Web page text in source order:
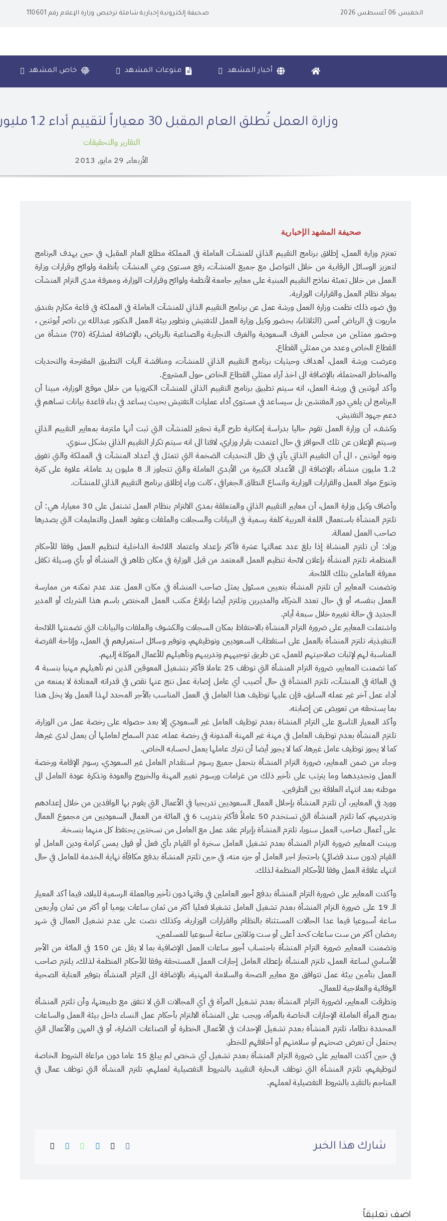
الخميس 06 أغسطس 2026 صحيفة إلكترونية إخبارية شاملة ترخيص وزارة الإعلام رقم 110601
أخبار المشهد منوعات المشهد خاص المشهد
وزارة العمل تُطلق العام المقبل 30 معياراً لتقييم أداء 1.2 مليون منشأة في المملكة
التقارير والتحقيقات
الأربعاء, 29 مايو, 2013
صحيفة المشهد الإخبارية
تعتزم وزارة العمل، إطلاق برنامج التقييم الذاتي للمنشآت العاملة في المملكة مطلع العام المقبل، في حين يهدف البرنامج
لتعزيز الوسائل الرقابية من خلال التواصل مع جميع المنشآت، رفع مستوى وعي المنشآت بأنظمة ولوائح وقرارات وزارة
العمل من خلال تعبئة نماذج التقييم المبنية على معايير جامعة لأنظمة ولوائح وقرارات الوزارة، ومعرفة مدى التزام المنشآت
بمواد نظام العمل والقرارات الوزارية.
وفي ضوء ذلك نظمت وزارة العمل ورشة عمل عن برنامج التقييم الذاتي للمنشآت العاملة في المملكة في قاعة مكارم بفندق
ماريوت في الرياض أمس (الثلاثاء)، بحضور وكيل وزارة العمل للتفتيش وتطوير بيئة العمل الدكتور عبدالله بن ناصر أبوثنين ،
وحضور ممثلين من مجلس الغرف السعودية والغرف التجارية والصناعية بالرياض، بالإضافة لمشاركة (70) منشأة من
القطاع الخاص وعدد من ممثلي القطاع.
وعرضت ورشة العمل، أهداف وحيثيات برنامج التقييم الذاتي للمنشآت، ومناقشة آليات التطبيق المقترحة والتحديات
والمخاطر المحتملة، بالإضافة الى اخذ آراء ممثلي القطاع الخاص حول المشروع.
وأكد أبوثنين في ورشة العمل، انه سيتم تطبيق برنامج التقييم الذاتي للمنشآت الكترونيا من خلال موقع الوزارة، مبينا أن
البرنامج لن يلغي دور المفتشين بل سيساعد في مستوى أداء عمليات التفتيش بحيث يساعد في بناء قاعدة بيانات تساهم في
دعم جهود التفتيش.
وكشف، أن وزارة العمل تقوم حاليا بدراسة إمكانية طرح آلية تحفيز للمنشآت التي ثبت أنها ملتزمة بمعايير التقييم الذاتي
وسيتم الإعلان عن تلك الحوافز في حال اعتمدت بقرار وزاري، لافتا الى انه سيتم تكرار التقييم الذاتي بشكل سنوي.
ونوه أبوثنين ، الى أن التقييم الذاتي يأتي في ظل التحديات الضخمة التي تتمثل في أعداد المنشآت في المملكة والتي تفوق
1.2 مليون منشأة، بالإضافة الى الأعداد الكبيرة من الأيدي العاملة والتي تتجاوز الـ 8 مليون يد عاملة، علاوة على كثرة
وتنوع مواد العمل والقرارات الوزارية واتساع النطاق الجغرافي ، كانت وراء إطلاق برنامج التقييم الذاتي للمنشآت.
وأضاف وكيل وزارة العمل، أن معايير التقييم الذاتي والمتعلقة بمدى الالتزام بنظام العمل تشتمل على 30 معيارا، هي: أن
تلتزم المنشأة باستعمال اللغة العربية كلغة رسمية في البيانات والسجلات والملفات وعقود العمل والتعليمات التي يصدرها
صاحب العمل لعمالة.
وزاد: أن تلتزم المنشاة إذا بلغ عدد عمالتها عشرة فأكثر بإعداد واعتماد اللائحة الداخلية لتنظيم العمل وفقا للأحكام
المنظمة، تلتزم المنشأة بإعلان لائحة تنظيم العمل المعتمد من قبل الوزارة في مكان ظاهر في المنشأة أو بأي وسيلة تكفل
معرفة العاملين بتلك اللائحة.
وتضمنت المعايير أن تلتزم المنشأة بتعيين مسئول يمثل صاحب المنشأة في مكان العمل عند عدم تمكنه من ممارسة
العمل بنفسه، أو في حال تعدد الشركاء والمديرين وتلتزم أيضا بإبلاغ مكتب العمل المختص باسم هذا الشريك أو المدير
الجديد في حالة تغييره خلال سبعة أيام.
واشتملت المعايير على ضرورة التزام المنشأة بالاحتفاظ بمكان السجلات والكشوف والملفات والبيانات التي تضمنتها اللائحة
التنفيذية، تلتزم المنشأة بالعمل على استقطاب السعوديين وتوظيفهم، وتوفير وسائل استمرارهم في العمل، وإتاحة الفرصة
المناسبة لهم لإثبات صلاحيتهم للعمل، عن طريق توجيههم وتدريبهم وتأهيلهم للأعمال الموكلة إليهم.
كما تضمنت المعايير، ضرورة التزام المنشأة التي توظف 25 عاملا فأكثر بتشغيل المعوقين الذين تم تأهيلهم مهنيا بنسبة 4
في المائة في المنشآت، تلتزم المنشأة في حال أصيب أي عامل إصابة عمل نتج عنها نقص في قدراته المعتادة لا يمنعه من
أداء عمل آخر غير عمله السابق، فإن عليها توظيف هذا العامل في العمل المناسب بالأجر المحدد لهذا العمل ولا يخل هذا
بما يستحقه من تعويض عن إصابته.
وأكد المعيار التاسع على التزام المنشاة بعدم توظيف العامل غير السعودي إلا بعد حصوله على رخصة عمل من الوزارة،
تلتزم المنشأة بعدم توظيف العامل في مهنة غير المهنة المدونة في رخصة عمله، عدم السماح لعاملها أن يعمل لدى غيرها،
كما لا يجوز توظيف عامل غيرها، كما لا يجوز أيضا أن تترك عاملها يعمل لحسابه الخاص.
وجاء من ضمن المعايير، ضرورة التزام المنشأة بتحمل جميع رسوم استقدام العامل غير السعودي، رسوم الإقامة ورخصة
العمل وتجديدهما وما يترتب على تأخير ذلك من غرامات ورسوم تغيير المهنة والخروج والعودة وتذكرة عودة العامل الى
موطنه بعد انتهاء العلاقة بين الطرفين.
وورد في المعايير، أن تلتزم المنشأة بإحلال العمال السعوديين تدريجيا في الأعمال التي يقوم بها الوافدين من خلال إعدادهم
وتدريبهم، كما تلتزم المنشأة التي تستخدم 50 عاملاً فأكثر بتدريب 6 في المائة من العمال السعوديين من مجموع العمال
على أعمال صاحب العمل سنويا، تلتزم المنشأة بإبرام عقد عمل مع العامل من نسختين يحتفظ كل منهما بنسخة.
وبينت المعايير ضرورة التزام المنشأة بعدم تشغيل العامل سخرة أو القيام بأي فعل أو قول يمس كرامة ودين العامل أو
القيام (دون سند قضائي) باحتجاز اجر العامل أو جزء منه، في حين تلتزم المنشأة بدفع مكافأة نهاية الخدمة للعامل في حال
انتهاء علاقة العمل وفقا للأحكام المنظمة لذلك.
وأكدت المعايير على ضرورة التزام المنشأة بدفع أجور العاملين في وقتها دون تأخير وبالعملة الرسمية للبلاد، فيما أكد المعيار
الـ 19 على ضرورة التزام المنشأة بعدم تشغيل العامل تشغيلا فعليا أكثر من ثمان ساعات يوميا أو أكثر من ثمان وأربعين
ساعة أسبوعيا فيما عدا الحالات المستثناة بالنظام والقرارات الوزارية، وكذلك نصت على عدم تشغيل العمال في شهر
رمضان أكثر من ست ساعات كحد أعلى أو ست وثلاثين ساعة أسبوعيا للمسلمين.
وتضمنت المعايير ضرورة التزام المنشأة باحتساب أجور ساعات العمل الإضافية بما لا يقل عن 150 في المائة من الأجر
الأساسي لساعة العمل، تلتزم المنشأة بإعطاء العامل إجازات العمل المستحقة وفقا للأحكام المنظمة لذلك، يلتزم صاحب
العمل بتأمين بيئة عمل تتوافق مع معايير الصحة والسلامة المهنية، بالإضافة الى التزام المنشأة بتوفير العناية الصحية
الوقائية والعلاجية للعمال.
وتطرقت المعايير، لضرورة التزام المنشأة بعدم تشغيل المرأة في أي المجالات التي لا تتفق مع طبيعتها، وأن تلتزم المنشأة
بمنح المرأة العاملة الإجازات الخاصة بالمرأة، ويجب على المنشأة الالتزام بأحكام عمل النساء داخل بيئة العمل والساعات
المحددة نظاما، تلتزم المنشأة بعدم تشغيل الإحداث في الأعمال الخطرة أو الصناعات الضارة، أو في المهن والأعمال التي
يحتمل أن تعرض صحتهم أو سلامتهم أو أخلاقهم للخطر.
في حين أكدت المعايير على ضرورة التزام المنشأة بعدم تشغيل أي شخص لم يبلغ 15 عاما دون مراعاة الشروط الخاصة
لتوظيفهم، تلتزم المنشأة التي توظف البحارة التقييد بالشروط التفصيلية لعملهم، تلتزم المنشأة التي توظف عمال في
المناجم بالتقيد بالشروط التفصيلية لعملهم.
شارك هذا الخبر
عدسة: هادي آل دويس
اضف تعليقاً